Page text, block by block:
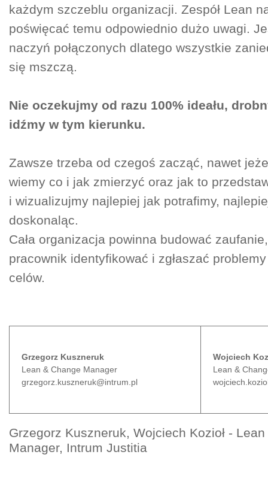
każdym szczeblu organizacji. Zespół Lean
poświęcać temu odpowiednio dużo uwagi.
naczyń połączonych dlatego wszystkie
się mszczą.
Nie oczekujmy od razu 100% ideału,
idźmy w tym kierunku.
Zawsze trzeba od czegoś zacząć, nawet
wiemy co i jak zmierzyć oraz jak to
i wizualizujmy najlepiej jak potrafimy,
doskonaląc.
Cała organizacja powinna budować
pracownik identyfikować i zgłaszać
celów.
Grzegorz Kuszneruk
Lean & Change Manager
grzegorz.kuszneruk@intrum.pl
Wojciech
Lean &
Grzegorz Kuszneruk, Wojciech Kozioł -
Manager, Intrum Justitia